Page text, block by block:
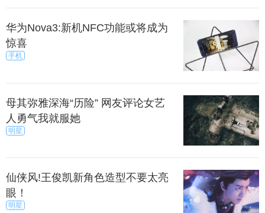
华为Nova3:新机NFC功能或将成为
惊喜
手机
母其弥雅深海“历险” 网友评论女艺
人勇气我就服她
明星
仙侠风!王俊凯新角色造型不要太亮
眼！
明星